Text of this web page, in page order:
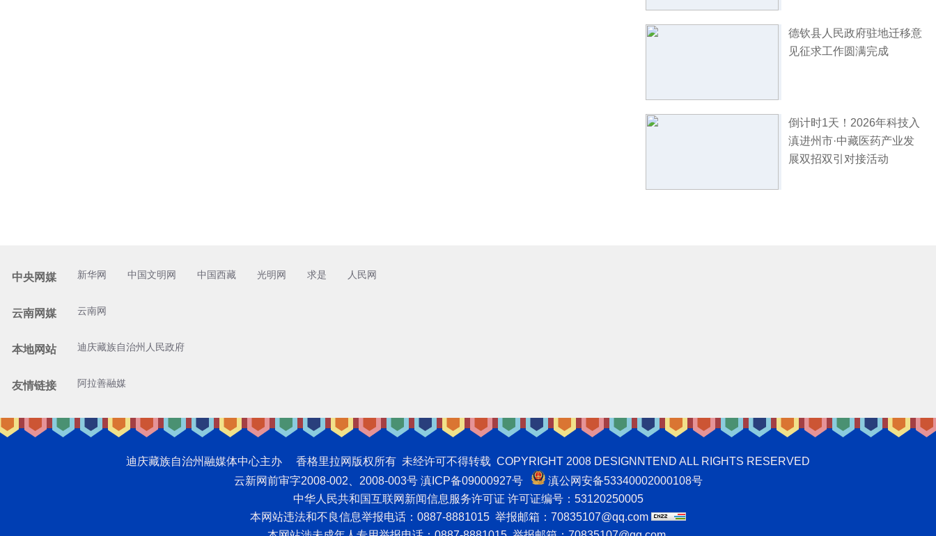
德钦县人民政府驻地迁移意
见征求工作圆满完成
倒计时1天！2026年科技入
滇进州市·中藏医药产业发
展双招双引对接活动
中央网媒 新华网 中国文明网 中国西藏 光明网 求是 人民网
云南网媒 云南网
本地网站 迪庆藏族自治州人民政府
友情链接 阿拉善融媒
迪庆藏族自治州融媒体中心主办 香格里拉网版权所有 未经许可不得转载 COPYRIGHT 2008 DESIGNNTEND ALL RIGHTS RESERVED
云新网前审字2008-002、2008-003号 滇ICP备09000927号
滇公网安备53340002000108号
中华人民共和国互联网新闻信息服务许可证 许可证编号：53120250005
本网站违法和不良信息举报电话：0887-8881015 举报邮箱：70835107@qq.com